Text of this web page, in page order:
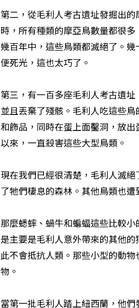
第二，從毛利人考古遺址發掘出
時，所有種類的摩亞鳥數量都很
幾百年中，這些鳥類都滅絕了。
便死光，這也太巧了。
第三，有一百多座毛利人考古遺
並且丟棄了殘骸。毛利人吃這些
和飾品，同時在蛋上面鑿洞，放
以來，一直殺害這些大型鳥類。
現在我們已經很清楚，毛利人滅
了牠們棲息的森林。其他鳥類也遭
那麼蟋蟀、蝸牛和蝙蝠這些比較
是主要是毛利人意外帶來的其他
此不會抵抗人類。那些小型的動
物。
當第一批毛利人踏上紐西蘭，他